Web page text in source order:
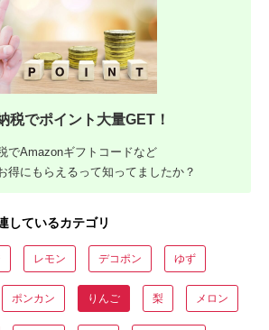
税でポイント大量GET！
でAmazonギフトコードなど
得にもらえるって知ってましたか？
しているカテゴリ
レモン デコポン ゆず
ポンカン りんご 梨 メロン